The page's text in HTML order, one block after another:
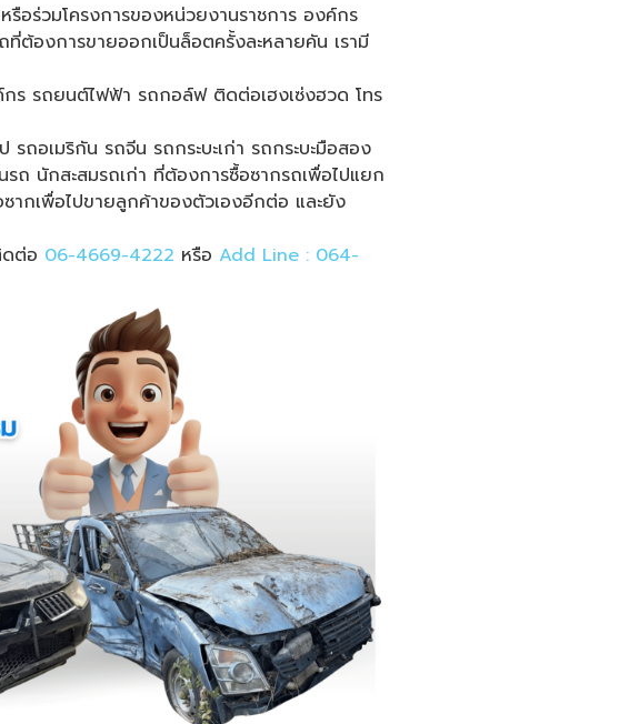
รือร่วมโครงการของหน่วยงานราชการ องค์กร
ต้องการขายออกเป็นล็อตครั้งละหลายคัน เรามี
กร รถยนต์ไฟฟ้า รถกอล์ฟ ติดต่อเฮงเซ่งฮวด โทร
อเมริกัน รถจีน รถกระบะเก่า รถกระบะมือสอง
ถ นักสะสมรถเก่า ที่ต้องการซื้อซากรถเพื่อไปแยก
ากเพื่อไปขายลูกค้าของตัวเองอีกต่อ และยัง
ดต่อ 06-4669-4222 หรือ Add Line : 064-